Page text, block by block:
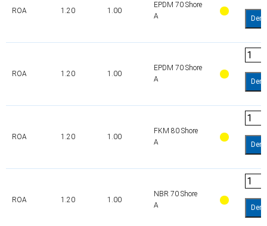
ROA 1.20 1.00
EPDM 70 Shore
A
ROA 1.20 1.00
EPDM 70 Shore
A
ROA 1.20 1.00
FKM 80 Shore
A
ROA 1.20 1.00
NBR 70 Shore
A